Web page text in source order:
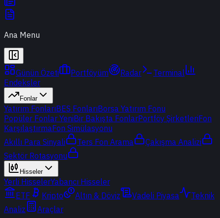
Ana Menu
Günün Özeti Portföyüm Radar
Terminal
Endeksler
Fonlar
Yatırım FonlarıBES FonlarıBorsa Yatırım Fonu
Popüler Fonlar YeniBir Bakışta FonlarPortföy ŞirketleriFon
KarşılaştırmaFon Simülasyonu
Akıllı Para Sinyali
Ters Fon Arama
Çakışma Analizi
Sektör Rotasyonu
Hisseler
Yerli HisselerYabancı Hisseler
ETF
Kripto Altın & Döviz Vadeli Piyasa
Teknik
Analiz
Araçlar